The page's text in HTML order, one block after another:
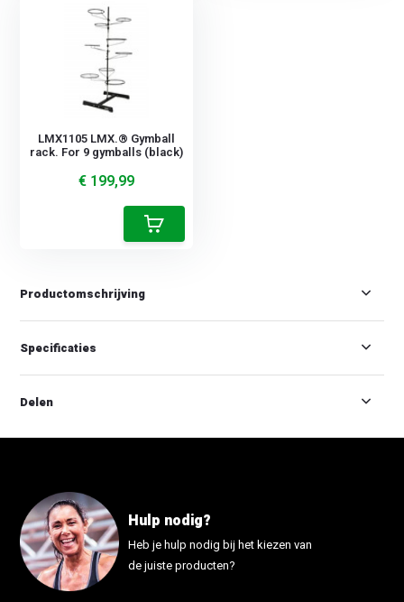
Productomschrijving
LMX1105 LMX.® Gymball
rack. For 9 gymballs (black)
€ 199,99
Specificaties
Delen
Hulp nodig?
Heb je hulp nodig bij het kiezen van
de juiste producten?